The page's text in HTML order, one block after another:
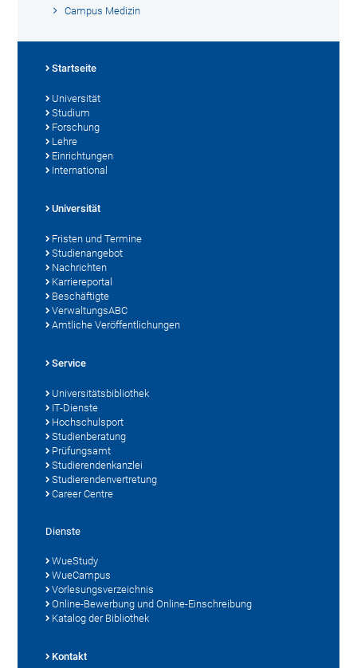
Campus Medizin
Startseite
Universität
Studium
Forschung
Lehre
Einrichtungen
International
Universität
Fristen und Termine
Studienangebot
Nachrichten
Karriereportal
Beschäftigte
VerwaltungsABC
Amtliche Veröffentlichungen
Service
Universitätsbibliothek
IT-Dienste
Hochschulsport
Studienberatung
Prüfungsamt
Studierendenkanzlei
Studierendenvertretung
Career Centre
Dienste
WueStudy
WueCampus
Vorlesungsverzeichnis
Online-Bewerbung und Online-Einschreibung
Katalog der Bibliothek
Kontakt